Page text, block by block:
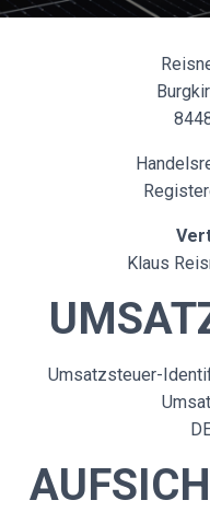
Klaus
Umsatzsteuer-